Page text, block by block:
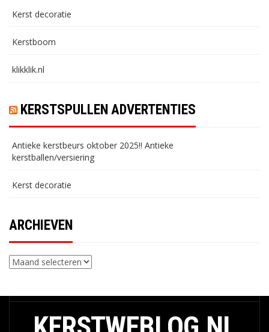
Kerst decoratie
Kerstboom
klikklik.nl
KERSTSPULLEN ADVERTENTIES
Antieke kerstbeurs oktober 2025!! Antieke
kerstballen/versiering
Kerst decoratie
ARCHIEVEN
Archieven